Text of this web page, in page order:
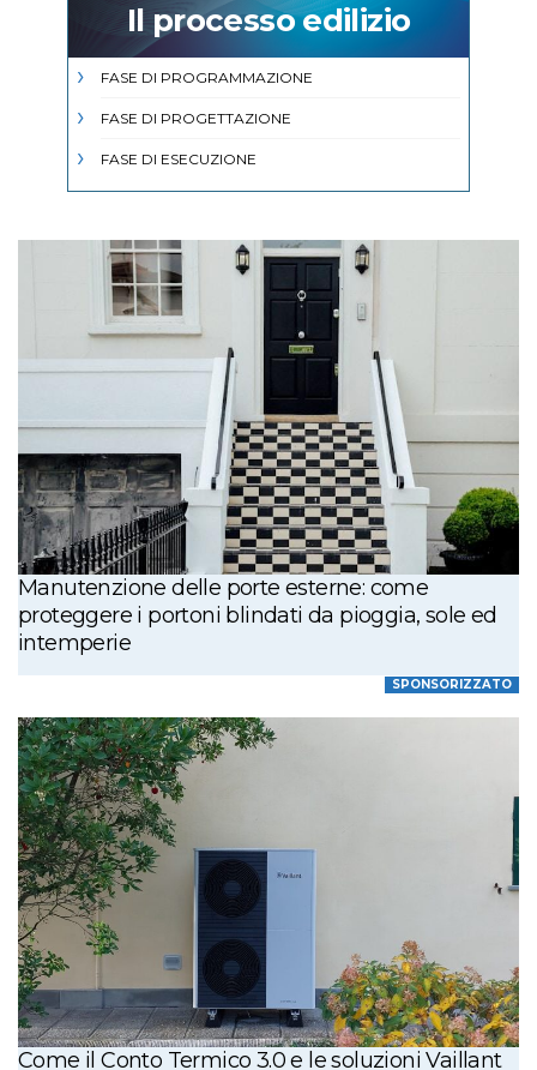
Il processo edilizio
FASE DI PROGRAMMAZIONE
FASE DI PROGETTAZIONE
FASE DI ESECUZIONE
Manutenzione delle porte esterne: come
proteggere i portoni blindati da pioggia, sole ed
intemperie
SPONSORIZZATO
Come il Conto Termico 3.0 e le soluzioni Vaillant